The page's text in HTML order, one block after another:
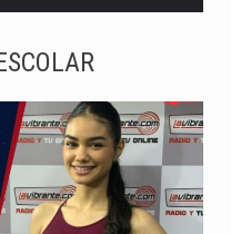
A pocas horas del cambio de gobierno, el equipo de…
La Alcaldía de Barranquilla puso en marcha un amplio plan…